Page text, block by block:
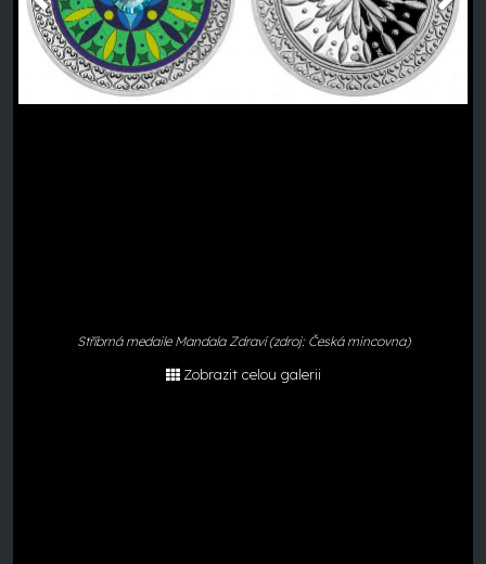
Stříbrná medaile Mandala Zdraví (zdroj: Česká mincovna)
Zobrazit celou galerii